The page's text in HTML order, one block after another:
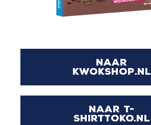
naar
kwokshop.nl
naar t-
shirttoko.nl